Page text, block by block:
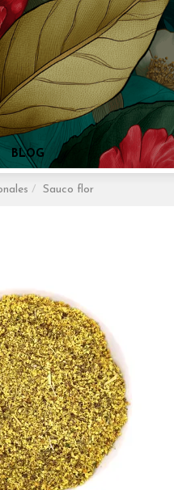
Sauco flor